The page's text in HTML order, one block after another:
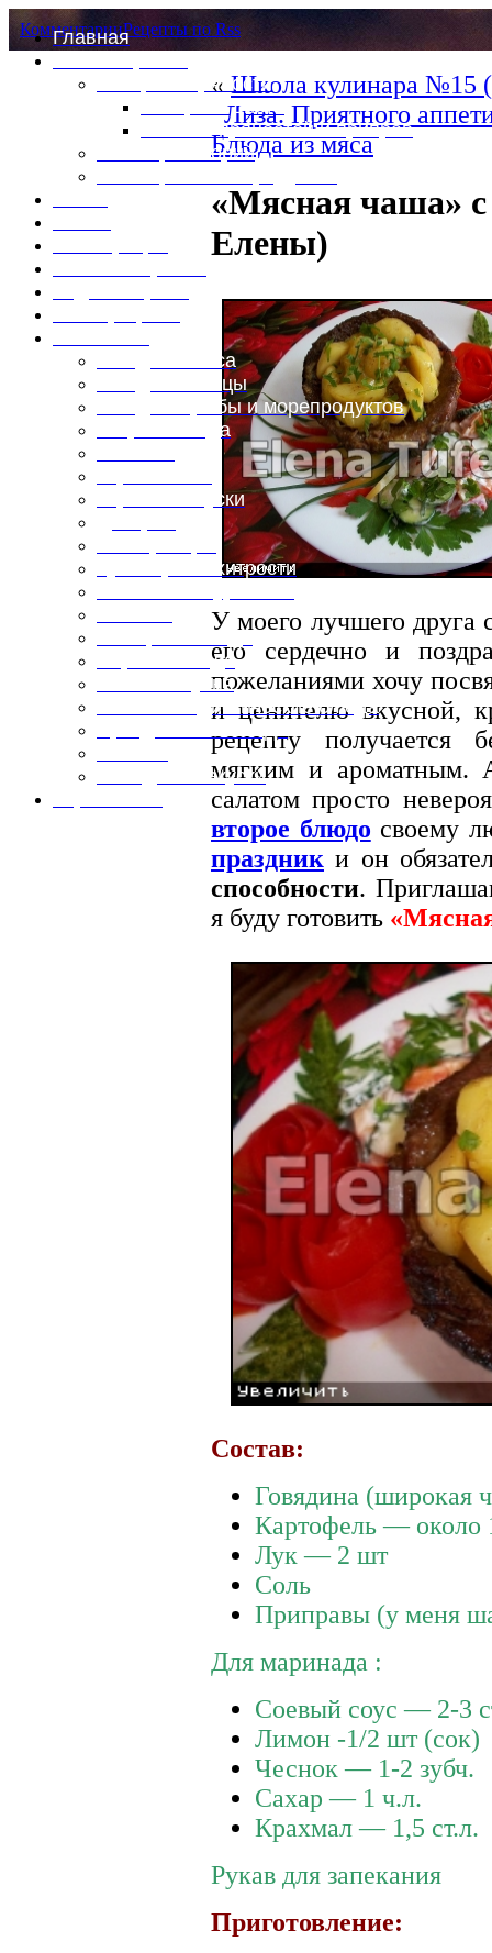
Главная
Специи и пряности
Специи и диета
Каталог пряностей и приправ
Таблица калорий
Блюда из мяса
Блюда из птицы
Блюда из рыбы и морепродуктов
Вторые блюда
Горячие закуски
Кулинарные хитрости
Первые блюда
Полевая кухня
Постные и диетические блюда
Праздничные блюда
Холодные закуски
КомментарииРецепты по Rss
«Школа кулинара №15
Лиза. Приятного
Блюда из мяса
«Мясная чаша»
Елены)
У моего лучшего друга
его сердечно и
пожеланиями хочу
и ценителю вкусной,
рецепту получается
мягким и ароматным.
салатом просто
второе блюдо своему
праздник и он
способности.
я буду готовить
Состав:
Говядина (широкая
Картофель — около
Лук — 2 шт
Соль
Приправы (у меня
Для маринада :
Соевый соус — 2-3
Лимон -1/2 шт (сок)
Чеснок — 1-2 зубч.
Сахар — 1 ч.л.
Крахмал — 1,5 ст.л.
Рукав для запекания
Приготовление: